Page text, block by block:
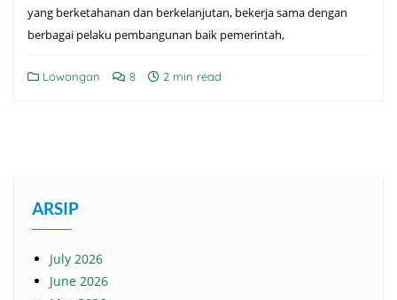
yang berketahanan dan berkelanjutan, bekerja sama dengan
berbagai pelaku pembangunan baik pemerintah,
Lowongan 8 2 min read
ARSIP
July 2026
June 2026